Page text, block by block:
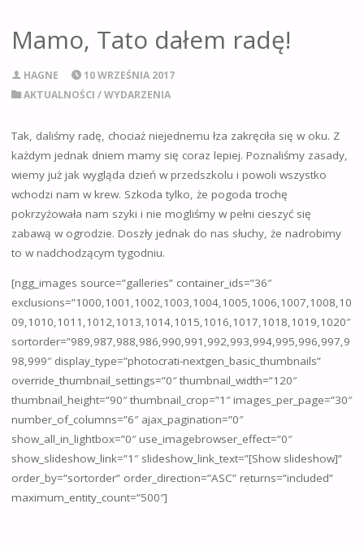
Mamo, Tato dałem radę!
HAGNE
10 WRZEŚNIA 2017
AKTUALNOŚCI /WYDARZENIA
Tak, daliśmy radę, chociaż niejednemu łza zakręciła się w oku. Z
każdym jednak dniem mamy się coraz lepiej. Poznaliśmy zasady,
wiemy już jak wygląda dzień w przedszkolu i powoli wszystko
wchodzi nam w krew. Szkoda tylko, że pogoda trochę
pokrzyżowała nam szyki i nie mogliśmy w pełni cieszyć się
zabawą w ogrodzie. Doszły jednak do nas słuchy, że nadrobimy
to w nadchodzącym tygodniu.
[ngg_images source=”galleries” container_ids=”36″
exclusions=”1000,1001,1002,1003,1004,1005,1006,1007,1008,10
09,1010,1011,1012,1013,1014,1015,1016,1017,1018,1019,1020″
sortorder=”989,987,988,986,990,991,992,993,994,995,996,997,9
98,999″ display_type=”photocrati-nextgen_basic_thumbnails”
override_thumbnail_settings=”0″ thumbnail_width=”120″
thumbnail_height=”90″ thumbnail_crop=”1″ images_per_page=”30″
number_of_columns=”6″ ajax_pagination=”0″
show_all_in_lightbox=”0″ use_imagebrowser_effect=”0″
show_slideshow_link=”1″ slideshow_link_text=”[Show slideshow]”
order_by=”sortorder” order_direction=”ASC” returns=”included”
maximum_entity_count=”500″]